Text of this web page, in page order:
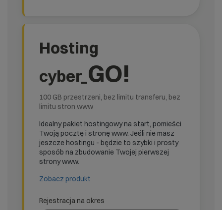
Hosting
cyber_ GO!
100 GB przestrzeni, bez limitu transferu, bez
limitu stron www
Idealny pakiet hostingowy na start, pomieści
Twoją pocztę i stronę www. Jeśli nie masz
jeszcze hostingu - będzie to szybki i prosty
sposób na zbudowanie Twojej pierwszej
strony www.
Zobacz produkt
Rejestracja na okres